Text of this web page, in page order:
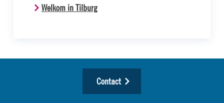
Welkom in Tilburg
Contact